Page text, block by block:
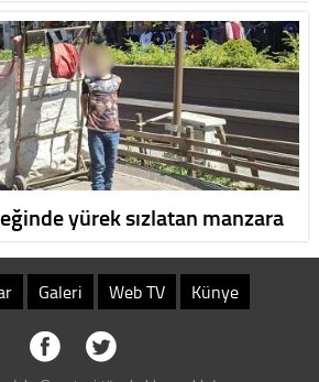
yürek sızlatan manzara
Galeri Web TV Künye